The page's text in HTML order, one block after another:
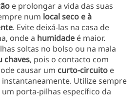
e prolongar a vida das suas
num local seco e à
. Evite deixá-las na casa de
onde a humidade é maior.
soltas no bolso ou na mala
chaves, pois o contacto com
causar um curto-circuito e
Utilize sempre
um porta-pilhas específico da